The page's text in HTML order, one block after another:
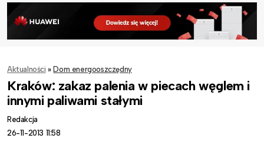
Aktualności » Dom energooszczędny
Kraków: zakaz palenia w piecach węglem i
innymi paliwami stałymi
Redakcja
26-11-2013 11:58